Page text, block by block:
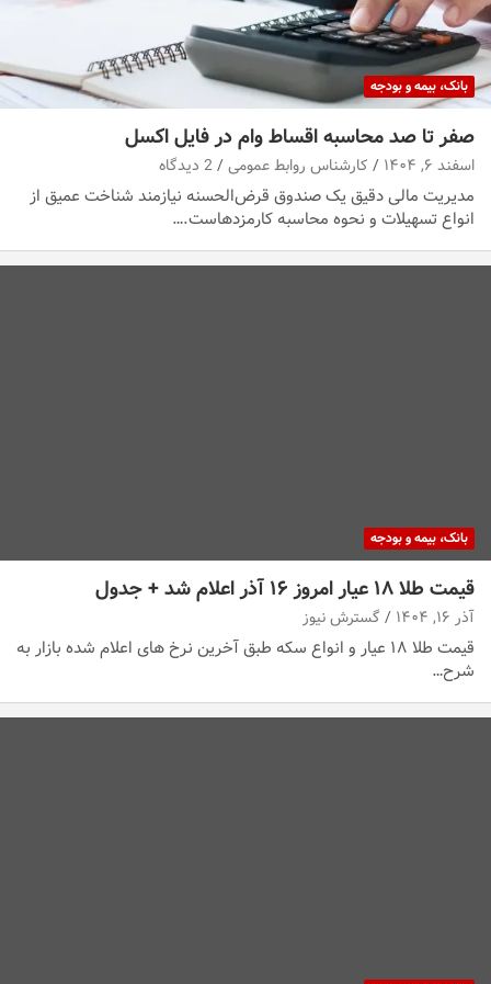
بانک، بیمه و بودجه
صفر تا صد محاسبه اقساط وام در فایل اکسل
اسفند ۶, ۱۴۰۴ کارشناس روابط عمومی 2 دیدگاه
مدیریت مالی دقیق یک صندوق قرض‌الحسنه نیازمند شناخت عمیق از
انواع تسهیلات و نحوه محاسبه کارمزدهاست.…
بانک، بیمه و بودجه
قیمت طلا ۱۸ عیار امروز ۱۶ آذر اعلام شد + جدول
آذر ۱۶, ۱۴۰۴ گسترش نیوز
قیمت طلا ۱۸ عیار و انواع سکه طبق آخرین نرخ های اعلام شده بازار به
شرح…